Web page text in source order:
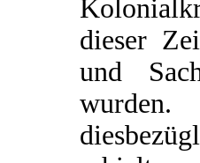
dieser
und